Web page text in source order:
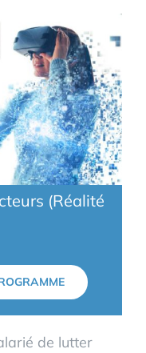
(Réalité
de lutter